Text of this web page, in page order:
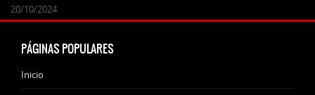
24/09/2025
07/11/2024
20/10/2024
20/10/2024
PÁGINAS POPULARES
Inicio